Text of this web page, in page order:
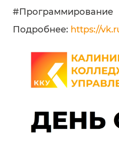
#Программирование
Подробнее: https://